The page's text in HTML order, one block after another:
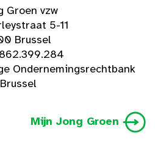
Groen vzw
5-11
Brussel
Ondernemingsrechtbank
Brussel
Mijn Jong Groen